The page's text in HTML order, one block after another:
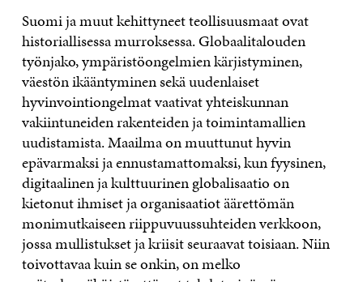
Suomi ja muut kehittyneet teollisuusmaat ovat
historiallisessa murroksessa. Globaalitalouden
työnjako, ympäristöongelmien kärjistyminen,
väestön ikääntyminen sekä uudenlaiset
hyvinvointiongelmat vaativat yhteiskunnan
vakiintuneiden rakenteiden ja toimintamallien
uudistamista. Maailma on muuttunut hyvin
epävarmaksi ja ennustamattomaksi, kun fyysinen,
digitaalinen ja kulttuurinen globalisaatio on
kietonut ihmiset ja organisaatiot äärettömän
monimutkaiseen riippuvuussuhteiden verkkoon,
jossa mullistukset ja kriisit seuraavat toisiaan. Niin
toivottavaa kuin se onkin, on melko